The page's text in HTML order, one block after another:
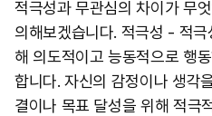
적극성과 무관심의 차이가 무
의해보겠습니다. 적극성 - 적
해 의도적이고 능동적으로 행
합니다. 자신의 감정이나 생각
결이나 목표 달성을 위해 적극